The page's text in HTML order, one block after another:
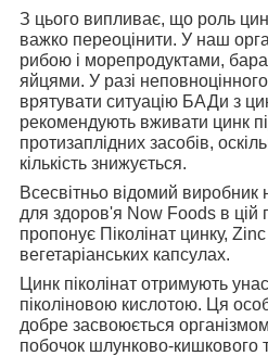
З цього випливає, що роль
важко переоцінити. У наш
рибою і морепродуктами,
яйцями. У разі
врятувати ситуацію БАДи з
рекомендують вживати цинк
протизаплідних засобів,
кількість знижується.
Всесвітньо відомий виробник
для здоров'я Now Foods в цій
пропонує Піколінат цинку,
вегетаріанських капсулах.
Цинк піколінат отримують
піколіновою кислотою. Ця
добре засвоюється
побочок шлунково-кишкового